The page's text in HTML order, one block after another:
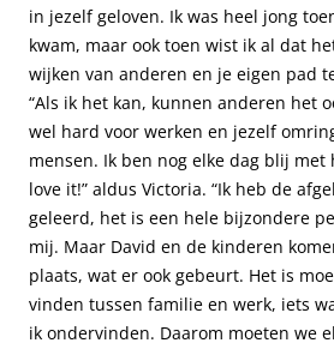
in jezelf geloven. Ik was heel jong
kwam, maar ook toen wist ik al dat
wijken van anderen en je eigen pad
“Als ik het kan, kunnen anderen het
wel hard voor werken en jezelf
mensen. Ik ben nog elke dag blij met
love it!” aldus Victoria. “Ik heb de
geleerd, het is een hele bijzondere
mij. Maar David en de kinderen
plaats, wat er ook gebeurt. Het is
vinden tussen familie en werk, iets
ik ondervinden. Daarom moeten we